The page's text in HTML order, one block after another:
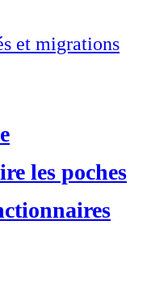
et migrations
les poches